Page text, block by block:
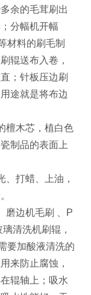
余的毛茸刷出
分幅机开幅
材料的刷毛制
辊送布入卷，
；针板压边刷
途就是将布边
木芯，植白色
制品的表面上
打蜡、上油，
边机毛刷 、P
清洗机刷辊，
要加酸液清洗的
来防止腐蚀，
辊轴上；吸水